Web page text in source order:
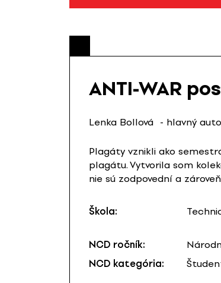
ANTI-WAR
Lenka Bollová - hlavný
Plagáty vznikli ako
plagátu. Vytvorila som
nie sú zodpovední a
Škola:
NCD ročník:
NCD kategória: